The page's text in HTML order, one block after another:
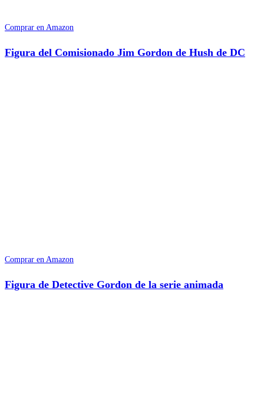
Comprar en Amazon
Figura del Comisionado Jim Gordon de Hush de DC
Comprar en Amazon
Figura de Detective Gordon de la serie animada